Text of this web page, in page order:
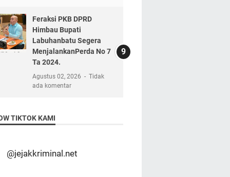
Feraksi PKB DPRD
Himbau Bupati
Labuhanbatu Segera
MenjalankanPerda No 7
Ta 2024.
Agustus 02, 2026
Tidak
ada komentar
TIKTOK KAMI
@jejakkriminal.net